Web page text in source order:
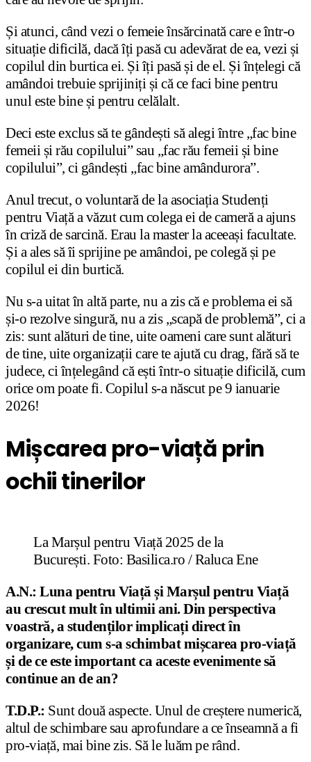
Și atunci, când vezi o femeie însărcinată care e într-o
situație dificilă, dacă îți pasă cu adevărat de ea, vezi și
copilul din burtica ei. Și îți pasă și de el. Și înțelegi că
amândoi trebuie sprijiniți și că ce faci bine pentru
unul este bine și pentru celălalt.
Deci este exclus să te gândești să alegi între „fac bine
femeii și rău copilului” sau „fac rău femeii și bine
copilului”, ci gândești „fac bine amândurora”.
Anul trecut, o voluntară de la asociația Studenți
pentru Viață a văzut cum colega ei de cameră a ajuns
în criză de sarcină. Erau la master la aceeași facultate.
Și a ales să îi sprijine pe amândoi, pe colegă și pe
copilul ei din burtică.
Nu s-a uitat în altă parte, nu a zis că e problema ei să
și-o rezolve singură, nu a zis „scapă de problemă”, ci a
zis: sunt alături de tine, uite oameni care sunt alături
de tine, uite organizații care te ajută cu drag, fără să te
judece, ci înțelegând că ești într-o situație dificilă, cum
orice om poate fi. Copilul s-a născut pe 9 ianuarie
2026!
Mișcarea pro-viață prin
ochii tinerilor
La Marșul pentru Viață 2025 de la
București. Foto: Basilica.ro / Raluca Ene
A.N.: Luna pentru Viață și Marșul pentru Viață
au crescut mult în ultimii ani. Din perspectiva
voastră, a studenților implicați direct în
organizare, cum s-a schimbat mișcarea pro-viață
și de ce este important ca aceste evenimente să
continue an de an?
T.D.P.: Sunt două aspecte. Unul de creștere numerică,
altul de schimbare sau aprofundare a ce înseamnă a fi
pro-viață, mai bine zis. Să le luăm pe rând.